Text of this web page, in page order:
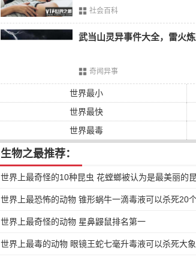
4、圣伯纳德
圣伯纳德以其传奇的高山救援而闻名，是以圣
于意大利和瑞士之间的一个危险的通道中，在
獒犬是最大规模的大型犬种，起源于英格兰
和受控制的捕食者群体。在
至给凯撒留下了深刻的印象。一些人认为这
至30英寸，体重120至220磅。
2、爱尔兰猎狼犬
述这些古老的战争猎犬。高度30至35英寸，重
1、大丹犬
是世界上体型最大最高的犬种，目前的记录
社会百科
武当山灵异事件大全，雷火
奇闻异事
世界最小
世界最快
世界最毒
生物之最推荐：
世界上最奇怪的10种昆虫 花螳螂被认为是最美丽的
世界上最恐怖的动物 锥形蜗牛一滴毒液可以杀死20
世界上最奇怪的动物 星鼻鼹鼠排名第一
世界上最毒的动物 眼镜王蛇七毫升毒液可以杀死大象